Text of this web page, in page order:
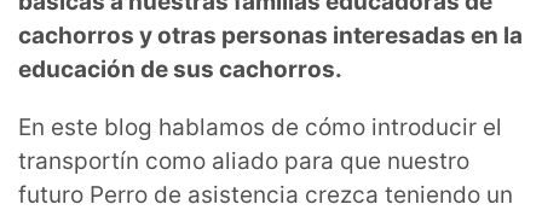
cachorros y otras personas interesadas en la
educación de sus cachorros.
En este blog hablamos de cómo introducir el
transportín como aliado para que nuestro
futuro Perro de asistencia crezca teniendo un